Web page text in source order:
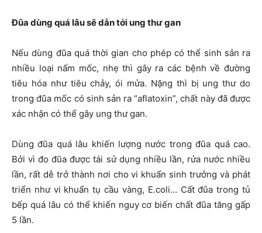
Đũa dùng quá lâu sẽ dẫn tới ung thư gan
Nếu dùng đũa quá thời gian cho phép có thể sinh sản ra
nhiều loại nấm mốc, nhẹ thì gây ra các bệnh về đường
tiêu hóa như tiêu chảy, ói mửa. Nặng thì bị ung thư do
trong đũa mốc có sinh sản ra “aflatoxin”, chất này đã được
xác nhận có thể gây ung thư gan.
Dùng đũa quá lâu khiến lượng nước trong đũa quá cao.
Bởi vì đo đũa được tái sử dụng nhiều lần, rửa nước nhiều
lần, rất dễ trở thành nơi cho vi khuẩn sinh trưởng và phát
triển như vi khuẩn tụ cầu vàng, E.coli… Cất đũa trong tủ
bếp quá lâu có thể khiến nguy cơ biến chất đũa tăng gấp
5 lần.